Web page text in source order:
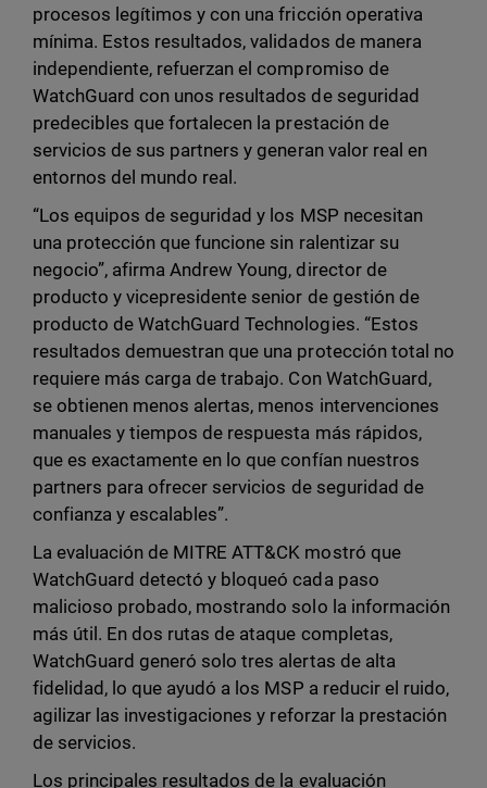
procesos legítimos y con una fricción operativa
mínima. Estos resultados, validados de manera
independiente, refuerzan el compromiso de
WatchGuard con unos resultados de seguridad
predecibles que fortalecen la prestación de
servicios de sus partners y generan valor real en
entornos del mundo real.
“Los equipos de seguridad y los MSP necesitan
una protección que funcione sin ralentizar su
negocio”, afirma Andrew Young, director de
producto y vicepresidente senior de gestión de
producto de WatchGuard Technologies. “Estos
resultados demuestran que una protección total no
requiere más carga de trabajo. Con WatchGuard,
se obtienen menos alertas, menos intervenciones
manuales y tiempos de respuesta más rápidos,
que es exactamente en lo que confían nuestros
partners para ofrecer servicios de seguridad de
confianza y escalables”.
La evaluación de MITRE ATT&CK mostró que
WatchGuard detectó y bloqueó cada paso
malicioso probado, mostrando solo la información
más útil. En dos rutas de ataque completas,
WatchGuard generó solo tres alertas de alta
fidelidad, lo que ayudó a los MSP a reducir el ruido,
agilizar las investigaciones y reforzar la prestación
de servicios.
Los principales resultados de la evaluación